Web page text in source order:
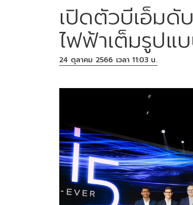
เปิดตัวบีเอ็มดั
ไฟฟ้าเต็มรูปแ
24 ตุลาคม 2566 เวลา 11:03 น.